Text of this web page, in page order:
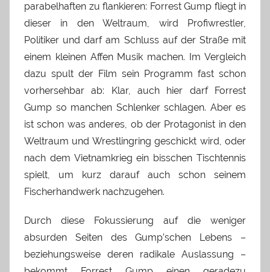
parabelhaften zu flankieren: Forrest Gump fliegt in
dieser in den Weltraum, wird Profiwrestler,
Politiker und darf am Schluss auf der Straße mit
einem kleinen Affen Musik machen. Im Vergleich
dazu spult der Film sein Programm fast schon
vorhersehbar ab: Klar, auch hier darf Forrest
Gump so manchen Schlenker schlagen. Aber es
ist schon was anderes, ob der Protagonist in den
Weltraum und Wrestlingring geschickt wird, oder
nach dem Vietnamkrieg ein bisschen Tischtennis
spielt, um kurz darauf auch schon seinem
Fischerhandwerk nachzugehen.
Durch diese Fokussierung auf die weniger
absurden Seiten des Gump’schen Lebens –
beziehungsweise deren radikale Auslassung –